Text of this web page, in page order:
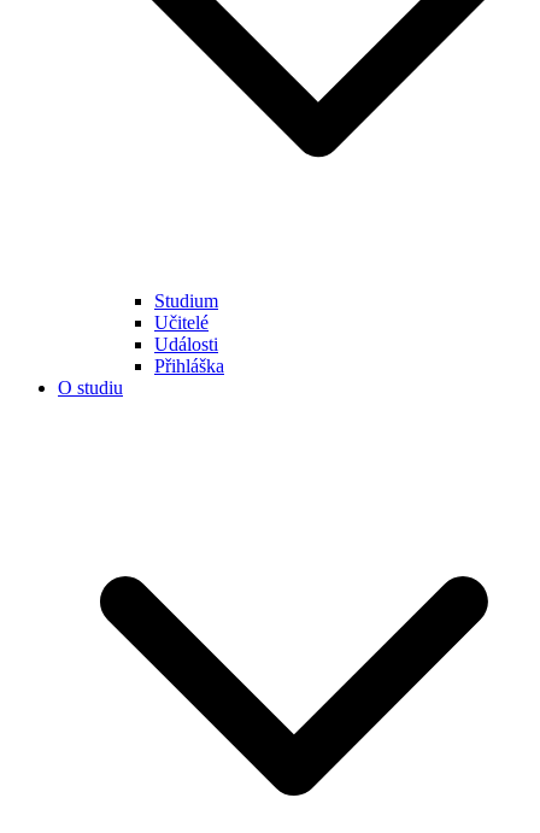
Studium
Učitelé
Události
Přihláška
O studiu